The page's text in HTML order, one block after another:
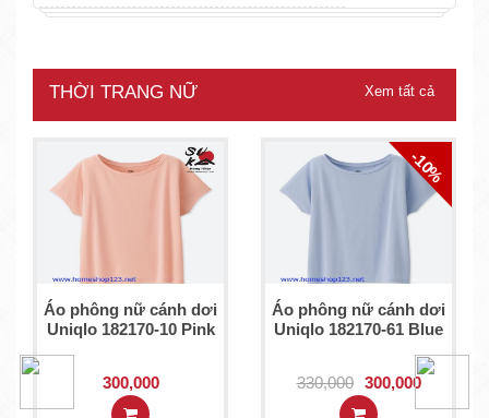
THỜI TRANG NỮ Xem tất cả
Áo phông nữ cánh dơi
Uniqlo 182170-10 Pink
300,000
-10%
Áo phông nữ cánh dơi
Uniqlo 182170-61 Blue
330,000 300,000